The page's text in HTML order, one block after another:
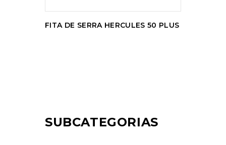
FITA DE SERRA HERCULES 50 PLUS
SUBCATEGORIAS